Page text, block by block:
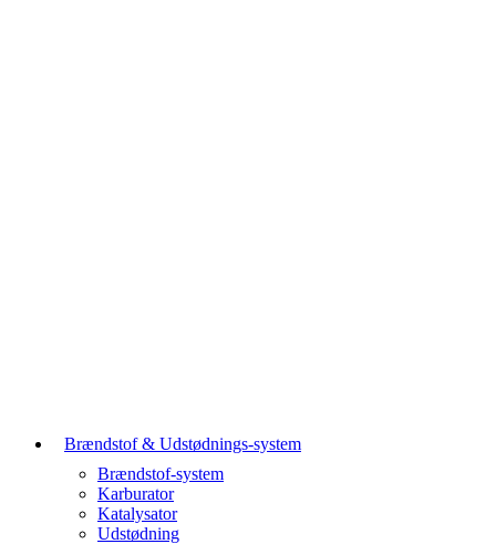
Brændstof & Udstødnings-system
Brændstof-system
Karburator
Katalysator
Udstødning